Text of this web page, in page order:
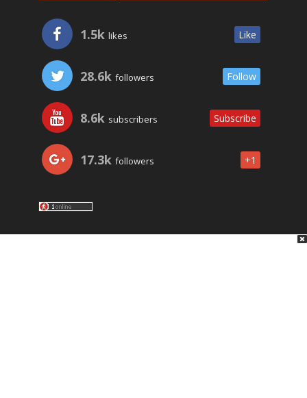
1.5k likes Like
28.6k followers Follow
8.6k subscribers Subscribe
17.3k followers +1